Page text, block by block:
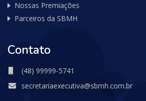
Nossas Premiações
Parceiros da SBMH
Contato
(48) 99999-5741
secretariaexecutiva@sbmh.com.br